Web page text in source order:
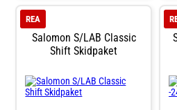
Salomon S/LAB Classic
Shift Skidpaket
REA